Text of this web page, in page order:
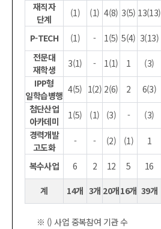
재직자
단계
(1) (1) 4(8) 3(5) 13(13)
P-TECH (1) - 1(5) 5(4) 3(13)
전문대
재학생
3(1) - 1(1) 1 (3)
IPP형
일학습병행
4(5) 1(2) 2(6) 2 6(3)
첨단산업
아카데미
1(5) (1) (3) - (3)
경력개발
고도화
- - (2) (1) 1
복수사업 6 2 12 5 16
계 14개 3개 20개16개 39개
※ () 사업 중복참여 기관 수